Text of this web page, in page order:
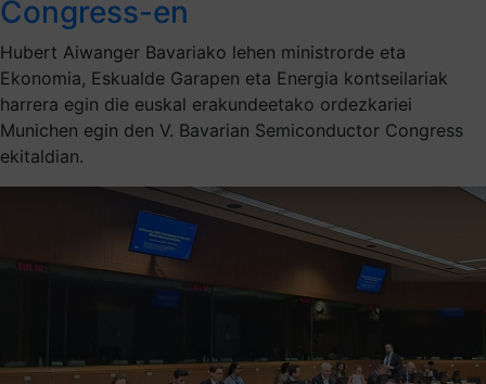
Congress-en
Hubert Aiwanger Bavariako lehen ministrorde eta
Ekonomia, Eskualde Garapen eta Energia kontseilariak
harrera egin die euskal erakundeetako ordezkariei
Munichen egin den V. Bavarian Semiconductor Congress
ekitaldian.